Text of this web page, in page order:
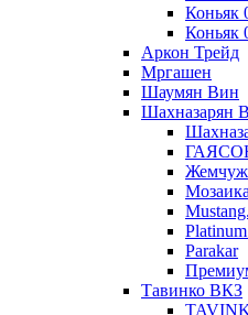
Коньяк
Коньяк
Аркон Трейд
Мргашен
Шаумян Вин
Шахназарян
Мозаика
Parakar
Тавинко ВКЗ